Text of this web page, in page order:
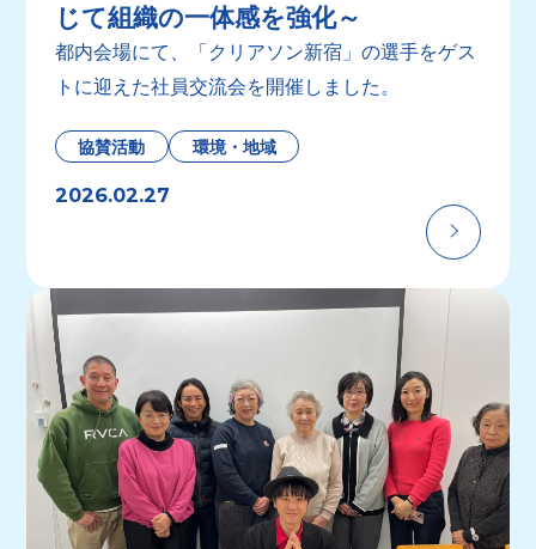
じて組織の一体感を強化～
都内会場にて、「クリアソン新宿」の選手をゲス
トに迎えた社員交流会を開催しました。
協賛活動 環境・地域
2026.02.27